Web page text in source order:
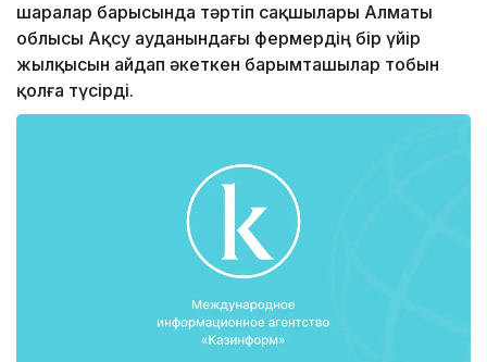
шаралар барысында тәртіп сақшылары Алматы
облысы Ақсу ауданындағы фермердің бір үйір
жылқысын айдап әкеткен барымташылар тобын
қолға түсірді.